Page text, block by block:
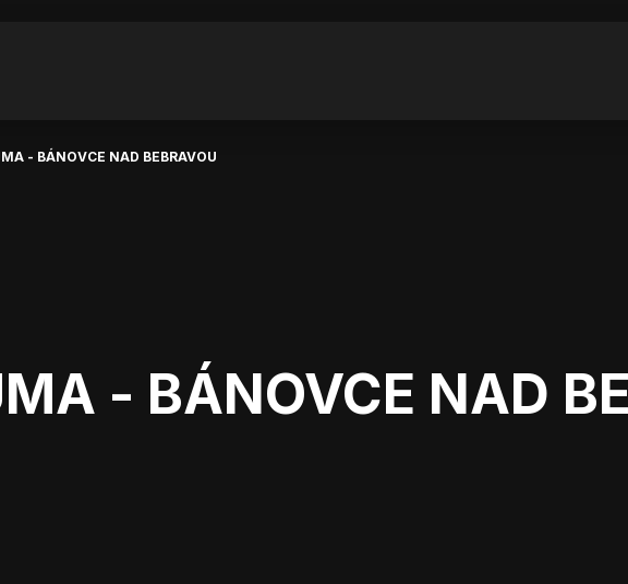
- BÁNOVCE NAD BEBRAVOU
- BÁNOVCE NAD